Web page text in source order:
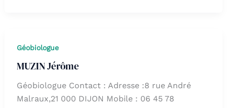
Géobiologue
MUZIN Jérôme
Géobiologue Contact : Adresse :8 rue André
Malraux,21 000 DIJON Mobile : 06 45 78